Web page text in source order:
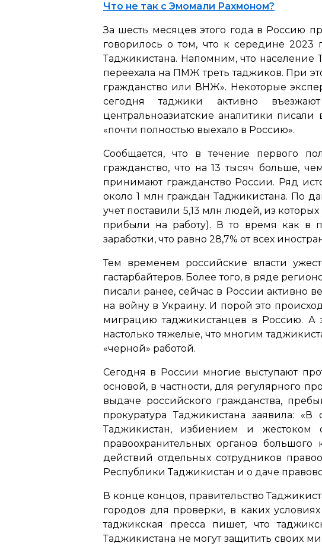
Что не так с Эмомали Рахмоном?
За шесть месяцев этого года в Россию
говорилось о том, что к середине
Таджикистана. Напомним, что население
переехала на ПМЖ треть таджиков. При
гражданство или ВНЖ». Некоторые
сегодня таджики активно
центральноазиатские аналитики
«почти полностью выехало в Россию».
Сообщается, что в течение первого
гражданство, что на 13 тысяч больше,
принимают гражданство России. Ряд
около 1 млн граждан Таджикистана. По
учет поставили 5,13 млн людей, из
прибыли на работу). В то время как в
заработки, что равно 28,7% от всех
Тем временем российские власти
гастарбайтеров. Более того, в ряде
писали ранее, сейчас в России активно
на войну в Украину. И порой это
миграцию таджикистанцев в Россию. А
настолько тяжелые, что многим
«черной» работой.
Сегодня в России многие выступают
основой, в частности, для регулярного
выдаче российского гражданства,
прокуратура Таджикистана заявила:
Таджикистан, избиением и
правоохранительных органов
действий отдельных сотрудников
Республики Таджикистан и о даче
В конце концов, правительство
городов для проверки, в каких
таджикская пресса пишет, что
Таджикистана не могут защитить своих